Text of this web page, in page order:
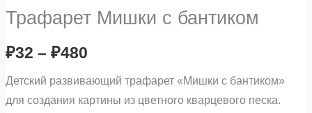
Трафарет Мишки с бантиком
₽32 – ₽480
Детский развивающий трафарет «Мишки с бантиком»
для создания картины из цветного кварцевого песка.